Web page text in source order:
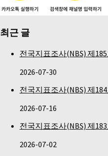
최근 글
전국지표조사(NBS) 제
2026-07-30
전국지표조사(NBS) 제
2026-07-16
전국지표조사(NBS) 제
2026-07-02